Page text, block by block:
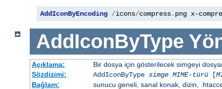
AddIconByEncoding /icons/compress. png x-
AddIconByType
Açıklama:
Bir dosya için gösterilecek simgeyi
Sözdizimi:
AddIconByType simge MIME-türü[
Bağlam:
sunucu geneli, sanal konak, dizin,